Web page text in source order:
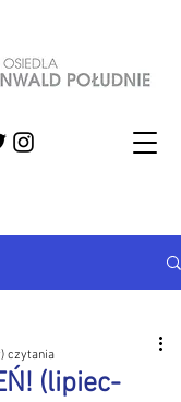
(lipiec-
czytania